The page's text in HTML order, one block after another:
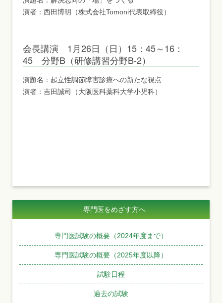
演者：西田博明（株式会社Tomoni代表取締役）
会長講演 1月26日（日）15：45～16：
45 分野B（研修講習分野B-2）
演題名：起立性調節障害診療への新たな視点
演者：吉田誠司（大阪医科薬科大学小児科）
専門医をめざす方へ
専門医試験の概要（2024年度まで）
専門医試験の概要（2025年度以降）
試験日程
過去の試験